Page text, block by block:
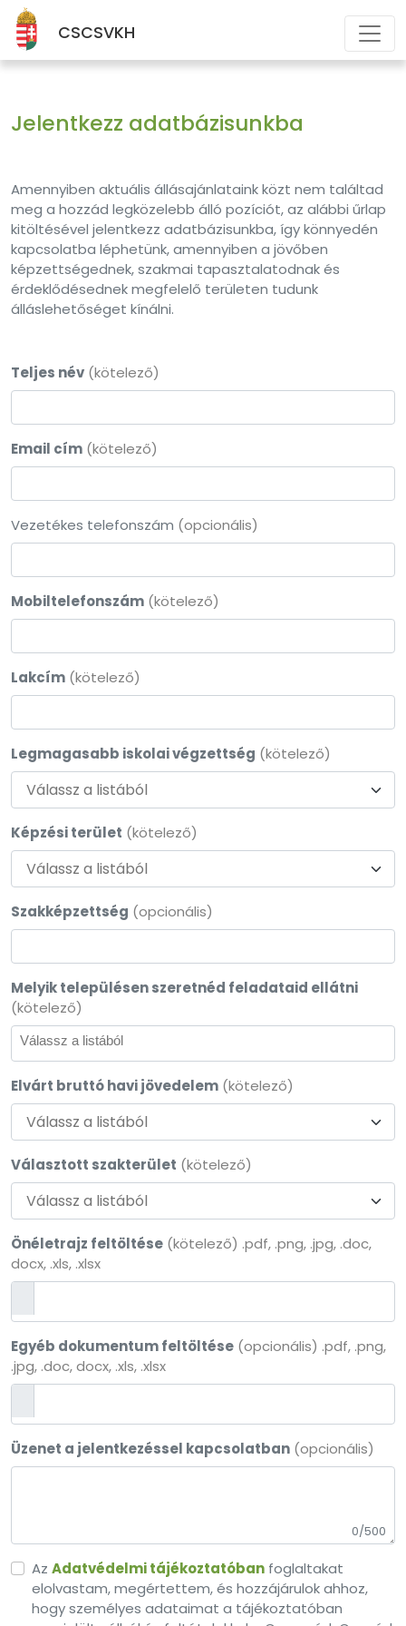
CSCSVKH
Jelentkezz adatbázisunkba
Amennyiben aktuális állásajánlataink közt nem találtad
meg a hozzád legközelebb álló pozíciót, az alábbi űrlap
kitöltésével jelentkezz adatbázisunkba, így könnyedén
kapcsolatba léphetünk, amennyiben a jövőben
képzettségednek, szakmai tapasztalatodnak és
érdeklődésednek megfelelő területen tudunk
álláslehetőséget kínálni.
Teljes név (kötelező)
Email cím (kötelező)
Vezetékes telefonszám (opcionális)
Mobiltelefonszám (kötelező)
Lakcím (kötelező)
Legmagasabb iskolai végzettség (kötelező)
Válassz a listából
Képzési terület (kötelező)
Válassz a listából
Szakképzettség (opcionális)
Melyik településen szeretnéd feladataid ellátni
(kötelező)
Elvárt bruttó havi jövedelem (kötelező)
Válassz a listából
Választott szakterület (kötelező)
Válassz a listából
Önéletrajz feltöltése (kötelező) .pdf, .png, .jpg, .doc,
docx, .xls, .xlsx
Egyéb dokumentum feltöltése (opcionális) .pdf, .png,
.jpg, .doc, docx, .xls, .xlsx
Üzenet a jelentkezéssel kapcsolatban (opcionális)
0/500
Az Adatvédelmi tájékoztatóbanfoglaltakat
elolvastam, megértettem, és hozzájárulok ahhoz,
hogy személyes adataimat a tájékoztatóban